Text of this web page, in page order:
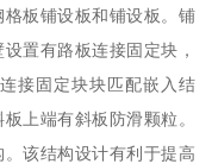
板铺设板和铺设板。铺
置有路板连接固定块，
接固定块块匹配嵌入结
上端有斜板防滑颗粒。
该结构设计有利于提高